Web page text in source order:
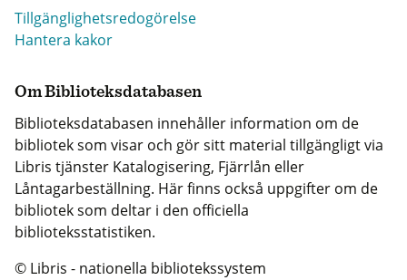
Tillgänglighetsredogörelse
Hantera kakor
Om Biblioteksdatabasen
Biblioteksdatabasen innehåller information om de
bibliotek som visar och gör sitt material tillgängligt via
Libris tjänster Katalogisering, Fjärrlån eller
Låntagarbeställning. Här finns också uppgifter om de
bibliotek som deltar i den officiella
biblioteksstatistiken.
© Libris - nationella bibliotekssystem